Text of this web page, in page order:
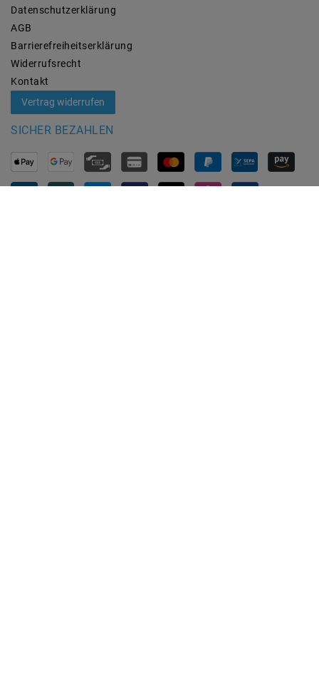
Daten­schutz­erklärung
AGB
Barrierefreiheitserklärung
Widerrufs­recht
Kontakt
Vertrag widerrufen
SICHER BEZAHLEN